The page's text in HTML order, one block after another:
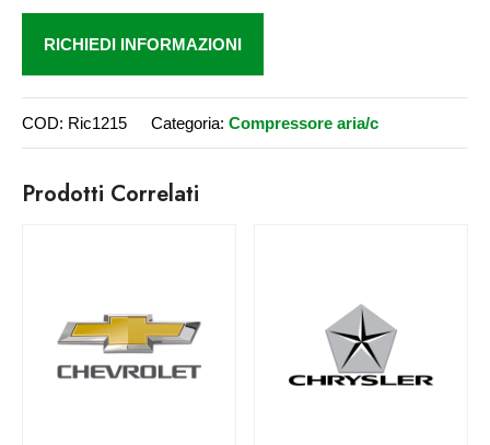
RICHIEDI INFORMAZIONI
COD: Ric1215 Categoria: Compressore aria/c
Prodotti Correlati